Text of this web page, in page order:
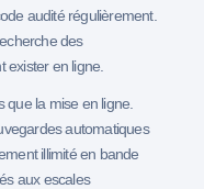
audité régulièrement.
des
en ligne.
que la mise en ligne.
automatiques
illimité en bande
aux escales